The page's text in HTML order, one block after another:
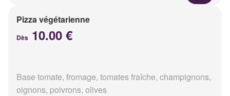
Pizza végétarienne
Dès 10.00 €
Base tomate, fromage, tomates fraîche, champignons,
oignons, poivrons, olives